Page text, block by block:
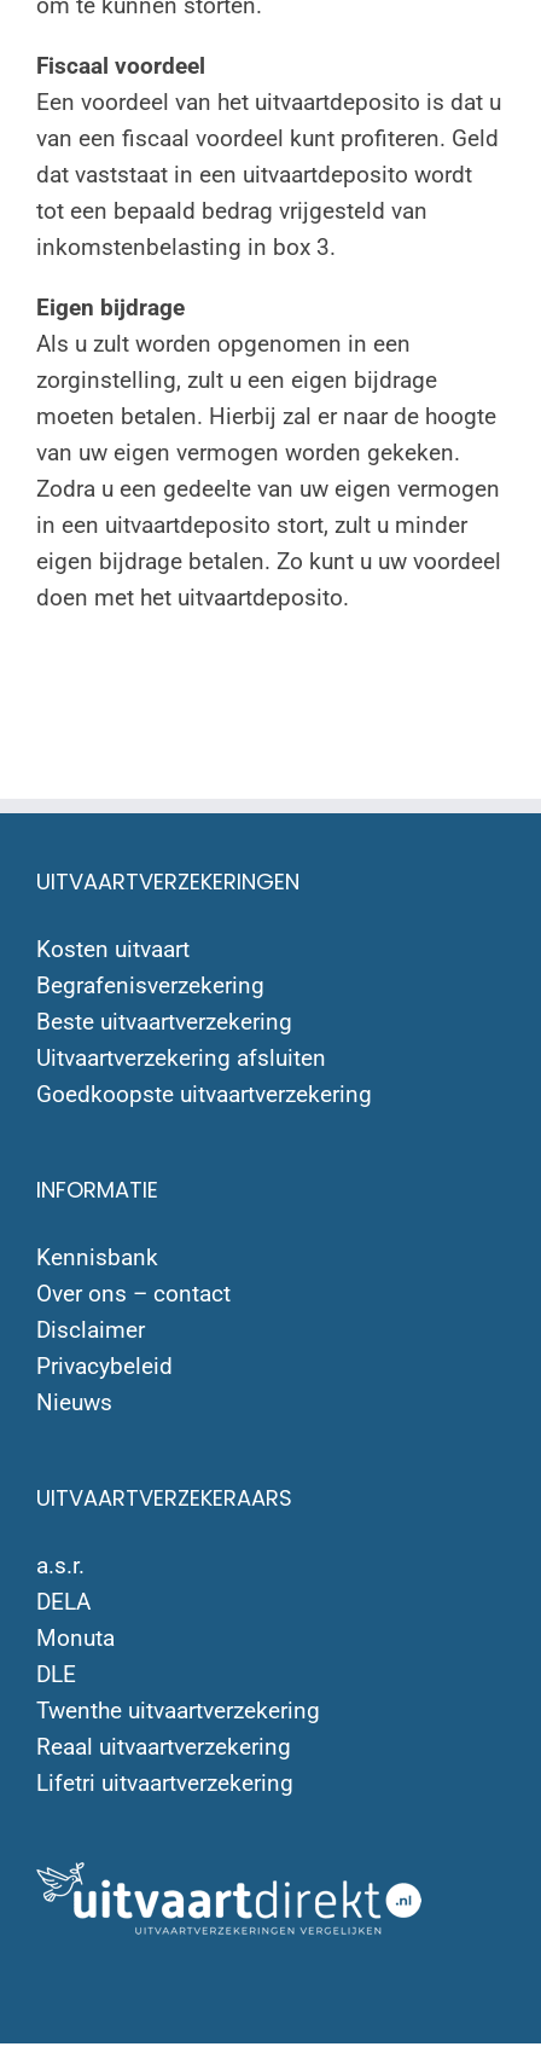
Fiscaal voordeel
Een voordeel van het uitvaartdeposito is dat u
van een fiscaal voordeel kunt profiteren. Geld
dat vaststaat in een uitvaartdeposito wordt
tot een bepaald bedrag vrijgesteld van
inkomstenbelasting in box 3.
Eigen bijdrage
Als u zult worden opgenomen in een
zorginstelling, zult u een eigen bijdrage
moeten betalen. Hierbij zal er naar de hoogte
van uw eigen vermogen worden gekeken.
Zodra u een gedeelte van uw eigen vermogen
in een uitvaartdeposito stort, zult u minder
eigen bijdrage betalen. Zo kunt u uw voordeel
doen met het uitvaartdeposito.
UITVAARTVERZEKERINGEN
Kosten uitvaart
Begrafenisverzekering
Beste uitvaartverzekering
Uitvaartverzekering afsluiten
Goedkoopste uitvaartverzekering
INFORMATIE
Kennisbank
Over ons – contact
Disclaimer
Privacybeleid
Nieuws
UITVAARTVERZEKERAARS
a.s.r.
DELA
Monuta
DLE
Twenthe uitvaartverzekering
Reaal uitvaartverzekering
Lifetri uitvaartverzekering